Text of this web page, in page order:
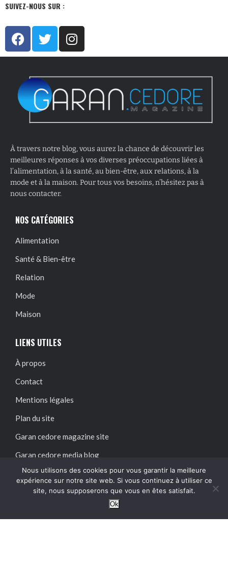
SUIVEZ-NOUS SUR :
À travers notre blog, vous aurez la chance de découvrir les
meilleures réponses à vos diverses préoccupations liées à
l’alimentation, à la santé, au bien-être, aux relations, à la
mode et à la maison. Pour tous vos besoins, n’hésitez pas à
nous contacter.
NOS CATÉGORIES
Alimentation
Santé & Bien-être
Relation
Mode
Maison
LIENS UTILES
À propos
Contact
Mentions légales
Plan du site
Garan cedore magazine site
Garan cedore media blog
SUIVEZ-NOUS SUR :
Nous utilisons des cookies pour vous garantir la meilleure
expérience sur notre site web. Si vous continuez à utiliser ce
site, nous supposerons que vous en êtes satisfait.
Ok